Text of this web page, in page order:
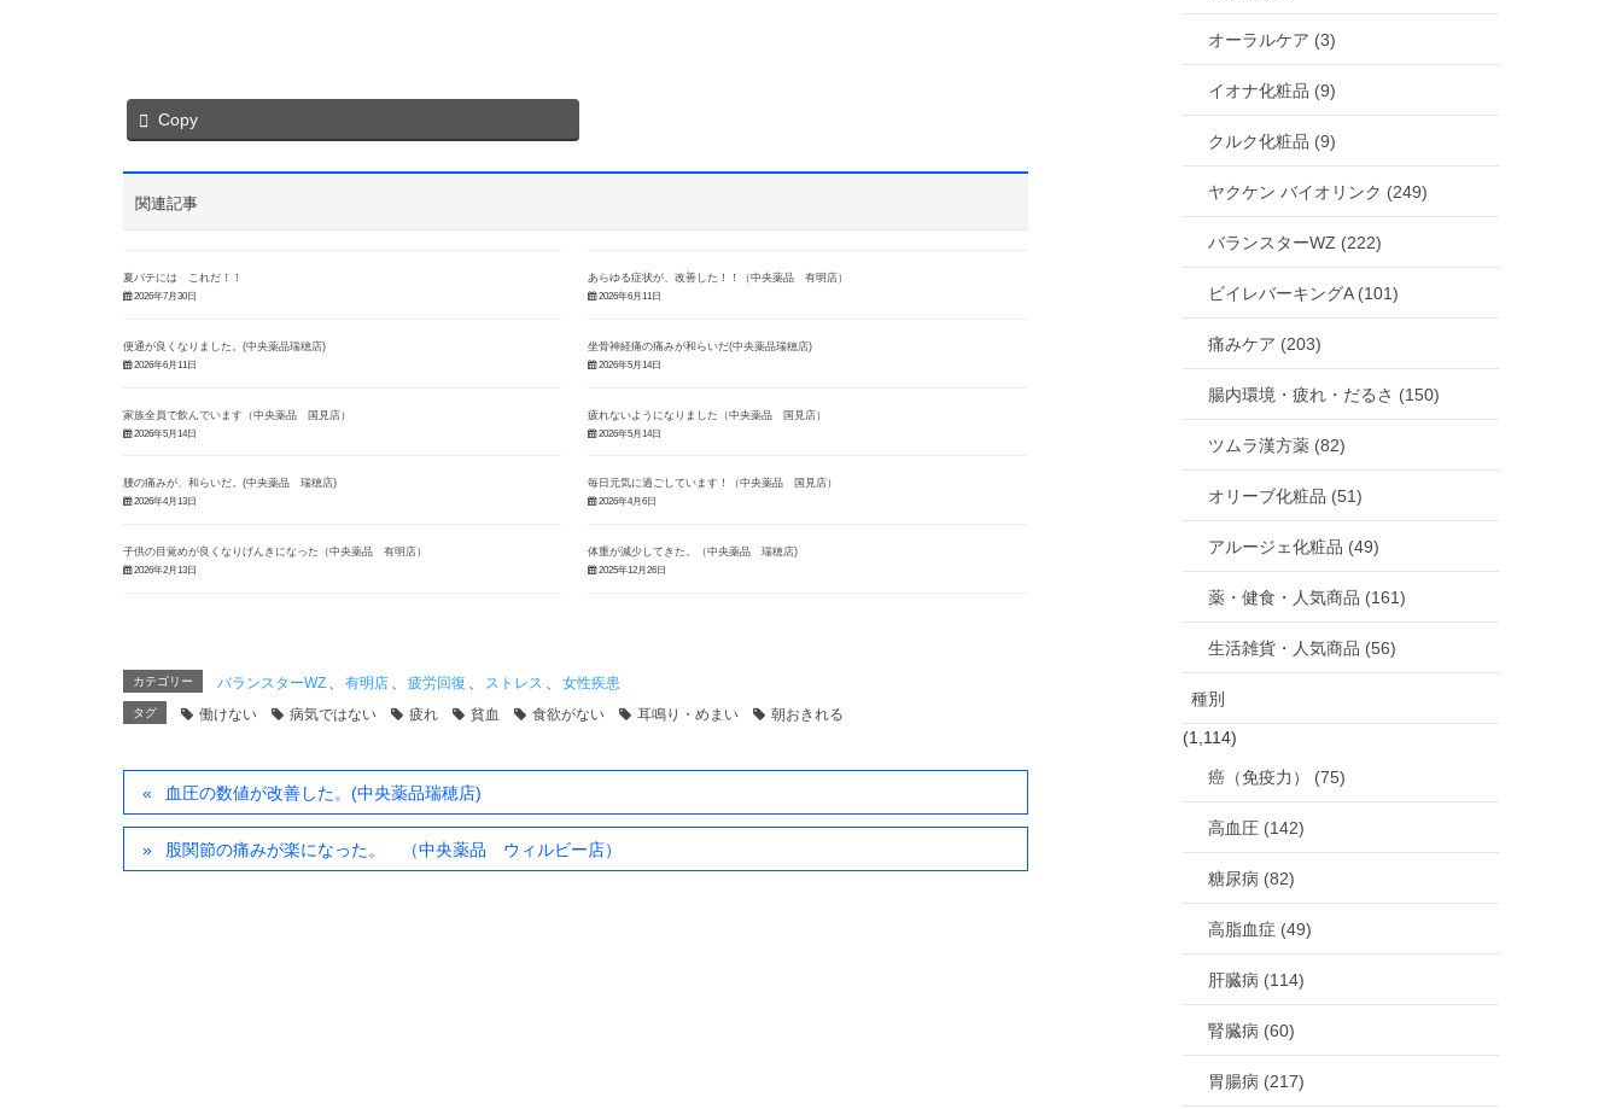
Copy
関連記事
夏バテには これだ！！
2026年7月30日
あらゆる症状が、改善した！！（中央薬品 有明店）
2026年6月11日
便通が良くなりました。(中央薬品瑞穂店)
2026年6月11日
坐骨神経痛の痛みが和らいだ(中央薬品瑞穂店)
2026年5月14日
家族全員で飲んでいます（中央薬品 国見店）
2026年5月14日
疲れないようになりました（中央薬品 国見店）
2026年5月14日
腰の痛みが、和らいだ。(中央薬品 瑞穂店)
2026年4月13日
毎日元気に過ごしています！（中央薬品 国見店）
2026年4月6日
子供の目覚めが良くなりげんきになった（中央薬品 有明店）
2026年2月13日
体重が減少してきた。（中央薬品 瑞穂店)
2025年12月26日
カテゴリー バランスターWZ 、 有明店 、 疲労回復 、 ストレス 、 女性疾患
タグ 働けない 病気ではない 疲れ 貧血 食欲がない 耳鳴り・めまい 朝おきれる
血圧の数値が改善した。(中央薬品瑞穂店)
股関節の痛みが楽になった。 （中央薬品 ウィルビー店）
オーラルケア (3)
イオナ化粧品 (9)
クルク化粧品 (9)
ヤクケン バイオリンク (249)
バランスターWZ (222)
ビイレバーキングA (101)
痛みケア (203)
腸内環境・疲れ・だるさ (150)
ツムラ漢方薬 (82)
オリーブ化粧品 (51)
アルージェ化粧品 (49)
薬・健食・人気商品 (161)
生活雑貨・人気商品 (56)
種別
(1,114)
癌（免疫力） (75)
高血圧 (142)
糖尿病 (82)
高脂血症 (49)
肝臓病 (114)
腎臓病 (60)
胃腸病 (217)